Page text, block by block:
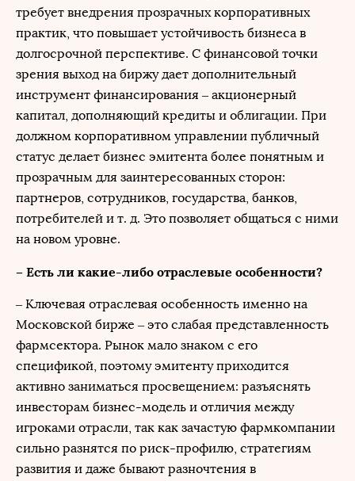
требует внедрения прозрачных корпоративных
практик, что повышает устойчивость бизнеса в
долгосрочной перспективе. С финансовой точки
зрения выход на биржу дает дополнительный
инструмент финансирования – акционерный
капитал, дополняющий кредиты и облигации. При
должном корпоративном управлении публичный
статус делает бизнес эмитента более понятным и
прозрачным для заинтересованных сторон:
партнеров, сотрудников, государства, банков,
потребителей и т. д. Это позволяет общаться с ними
на новом уровне.
– Есть ли какие-либо отраслевые особенности?
– Ключевая отраслевая особенность именно на
Московской бирже – это слабая представленность
фармсектора. Рынок мало знаком с его
спецификой, поэтому эмитенту приходится
активно заниматься просвещением: разъяснять
инвесторам бизнес-модель и отличия между
игроками отрасли, так как зачастую фармкомпании
сильно разнятся по риск-профилю, стратегиям
развития и даже бывают разночтения в